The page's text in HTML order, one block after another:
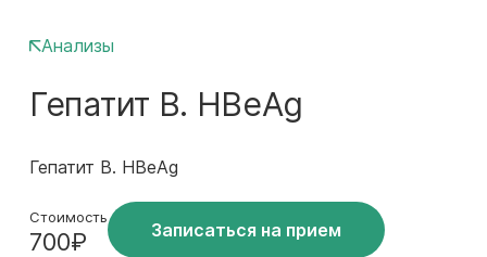
Анализы
Гепатит В. HBeAg
Гепатит В. HBeAg
Стоимость
700₽ Записаться на прием